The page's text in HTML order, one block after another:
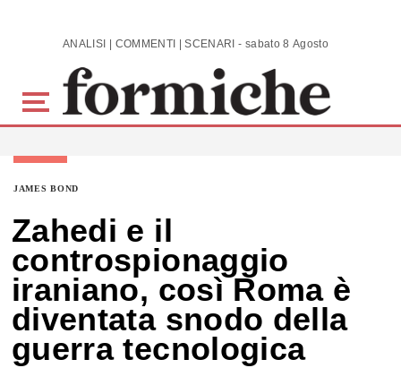
Skip to main content ANALISI | COMMENTI | SCENARI - sabato 8 Agosto 2026
JAMES BOND
Zahedi e il
controspionaggio
iraniano, così Roma è
diventata snodo della
guerra tecnologica